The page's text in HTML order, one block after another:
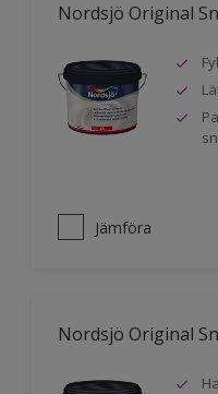
Nordsjö Original
Jämföra
Nordsjö Original